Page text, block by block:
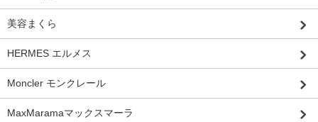
美容まくら
HERMES エルメス
Moncler モンクレール
MaxMaramaマックスマーラ